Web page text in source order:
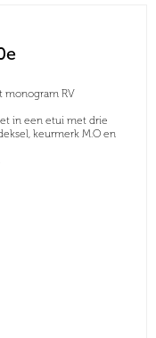
monogram RV
in een etui met drie
keurmerk M.O en